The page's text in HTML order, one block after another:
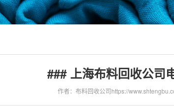
### 上海布料回收公司
作者：布料回收公司https://